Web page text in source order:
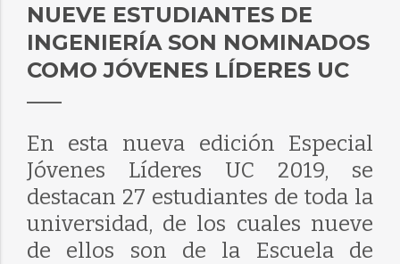
NUEVE ESTUDIANTES DE
INGENIERÍA SON NOMINADOS
COMO JÓVENES LÍDERES UC
En esta nueva edición Especial
Jóvenes Líderes UC 2019, se
destacan 27 estudiantes de toda la
universidad, de los cuales nueve
de ellos son de la Escuela de